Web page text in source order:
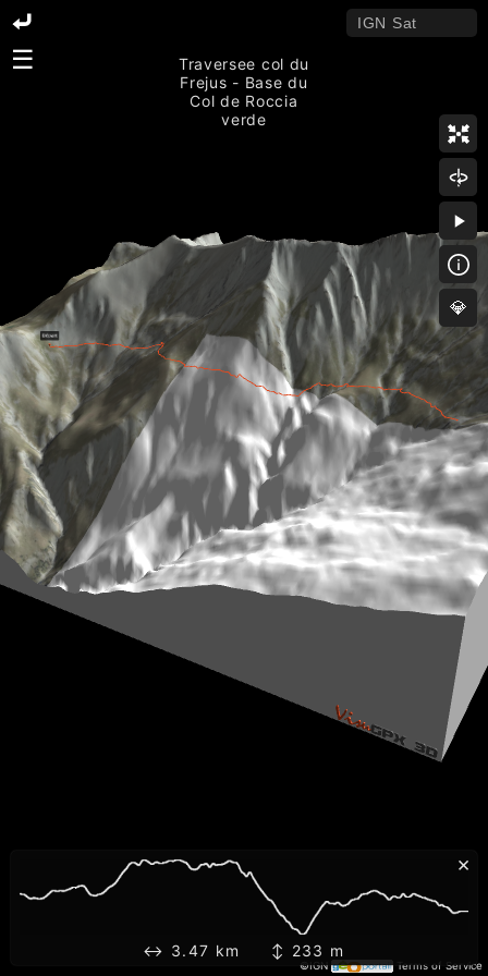
©IGN Terms of Service
☰
💎
×
↔ 3.47 km ↕ 233 m
Traversee col du
Frejus - Base du
Col de Roccia
verde